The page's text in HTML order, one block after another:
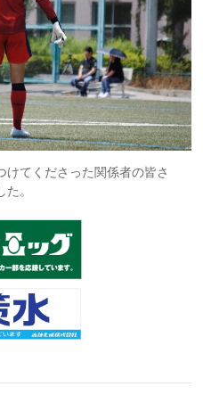
てくださった関係者の皆さ
。